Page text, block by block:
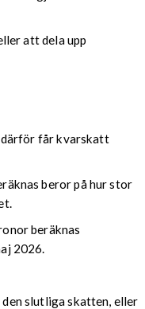
att dela upp
får kvarskatt
beror på hur stor
beräknas
2026.
slutliga skatten, eller